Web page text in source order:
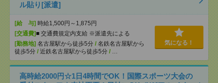
ル貼り[派遣]
[給 与] 時給1,500円～1,875円
[交通費]■ 交通費規定内支給 ※派遣先による
[勤務地] 名古屋駅から徒歩5分 / 名鉄名古屋駅から
徒歩5分 / 近鉄名古屋駅から徒歩5分 / …
気になる！
高時給2000円☆1日4時間でOK！国際スポーツ大会の